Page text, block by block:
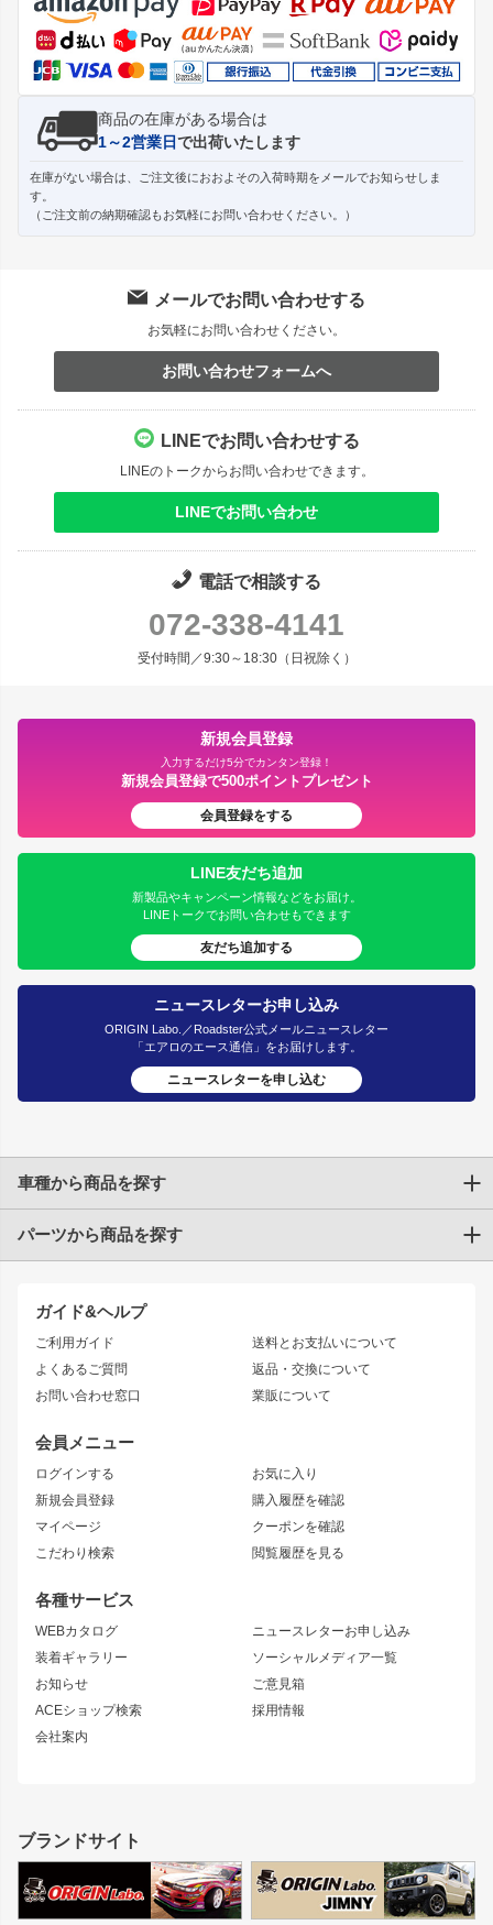
へ
商品の在庫がある場合は
1～2営業日で出荷いたします
在庫がない場合は、ご注文後におおよその入荷時期をメールでお知らせしま
す。
（ご注文前の納期確認もお気軽にお問い合わせください。）
メールでお問い合わせする
お気軽にお問い合わせください。
お問い合わせフォームへ
LINEでお問い合わせする
LINEのトークからお問い合わせできます。
LINEでお問い合わせ
電話で相談する
072-338-4141
受付時間／9:30～18:30（日祝除く）
新規会員登録
入力するだけ5分でカンタン登録！
新規会員登録で500ポイントプレゼント
会員登録をする
LINE友だち追加
新製品やキャンペーン情報などをお届け。
LINEトークでお問い合わせもできます
友だち追加する
ニュースレターお申し込み
ORIGIN Labo.／Roadster公式メールニュースレター
「エアロのエース通信」をお届けします。
ニュースレターを申し込む
ガイド&ヘルプ
ご利用ガイド
よくあるご質問
お問い合わせ窓口
送料とお支払いについて
返品・交換について
業販について
会員メニュー
ログインする
新規会員登録
マイページ
こだわり検索
お気に入り
購入履歴を確認
クーポンを確認
閲覧履歴を見る
各種サービス
WEBカタログ
装着ギャラリー
お知らせ
ACEショップ検索
会社案内
ニュースレターお申し込み
ソーシャルメディア一覧
ご意見箱
採用情報
車種から商品を探す
トヨタ
JZX90 CHASER
JZX110 MARK II
JZX100 MARK II
JZX90 MARK II
トレノ
マークX
アリスト
ソアラ
アルテッツァ
ニッサン
S15 シルビア
S14 シルビア 後期
S13 シルビア
180SX
シルエイティ
ワンビア
ローレル
セフィーロ
キャラバン
スズキ
GS350
SC
スバル 三菱
パーツから商品を探す
エアロシリーズ
ドリフトライン
風神
雷神
レーシングライン
アタックライン
ストリームライン
リアウイング
ジムニーパーツ
ホイール
MUD-S7
MUD-SR7
まつど家 鉄漢
ボンネット
フェンダー
サイドパーツ
リアゲート
メンテナンスパーツ
ブランドサイト